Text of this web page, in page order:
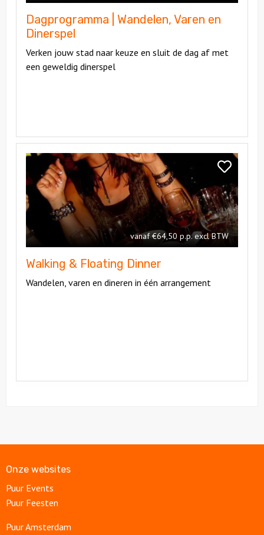
Dinerspel
Dagprogramma | Wandelen, Varen en
Dinerspel
Verken jouw stad naar keuze en sluit de dag af met
een geweldig dinerspel
Bekijk
&
Floating
Dinner
vanaf €64,50 p.p. excl BTW
Walking & Floating Dinner
Wandelen, varen en dineren in één arrangement
Bekijk
Floating
Dinner
Onze websites
Puur Events
Puur Feesten
Puur Amsterdam